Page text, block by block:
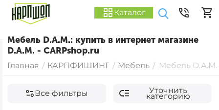
Каталог
Мебель D.A.M.: купить в интернет магазине
D.A.M. - CARPshop.ru
Главная / КАРПФИШИНГ / Мебель / Мебель D.A.M.
Все фильтры Уточнить
категорию